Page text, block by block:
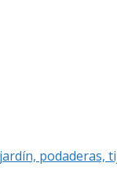
podaderas,